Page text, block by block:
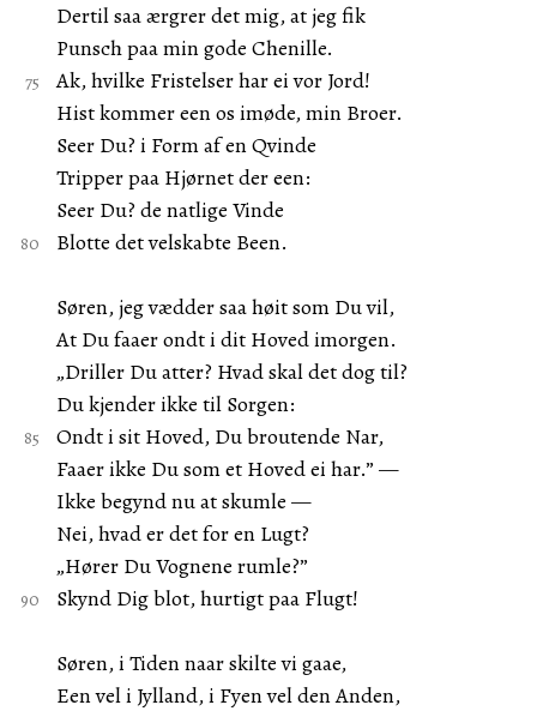
Dertil saa ærgrer det mig, at jeg fik
Punsch paa min gode Chenille.
Ak, hvilke Fristelser har ei vor Jord!
Hist kommer een os imøde, min Broer.
Seer Du? i Form af en Qvinde
Tripper paa Hjørnet der een:
Seer Du? de natlige Vinde
Blotte det velskabte Been.
Søren, jeg vædder saa høit som Du vil,
At Du faaer ondt i dit Hoved imorgen.
„Driller Du atter? Hvad skal det dog til?
Du kjender ikke til Sorgen:
Ondt i sit Hoved, Du broutende Nar,
Faaer ikke Du som et Hoved ei har.” —
Ikke begynd nu at skumle —
Nei, hvad er det for en Lugt?
„Hører Du Vognene rumle?”
Skynd Dig blot, hurtigt paa Flugt!
Søren, i Tiden naar skilte vi gaae,
Een vel i Jylland, i Fyen vel den Anden,